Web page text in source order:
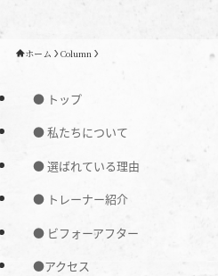
ホーム Column
● トップ
● 私たちについて
● 選ばれている理由
● トレーナー紹介
● ビフォーアフター
●アクセス